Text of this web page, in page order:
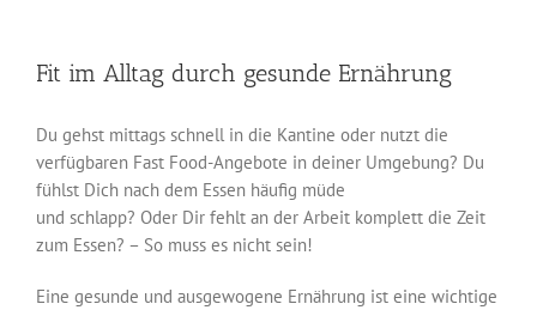
Fit im Alltag durch gesunde Ernährung
Du gehst mittags schnell in die Kantine oder nutzt die
verfügbaren Fast Food-Angebote in deiner Umgebung? Du
fühlst Dich nach dem Essen häufig müde
und schlapp? Oder Dir fehlt an der Arbeit komplett die Zeit
zum Essen? – So muss es nicht sein!
Eine gesunde und ausgewogene Ernährung ist eine wichtige